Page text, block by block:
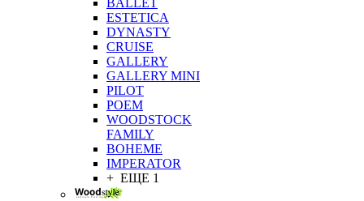
BALLET
ESTETICA
DYNASTY
CRUISE
GALLERY
GALLERY MINI
PILOT
POEM
WOODSTOCK
FAMILY
BOHEME
IMPERATOR
+ ЕЩЕ 1